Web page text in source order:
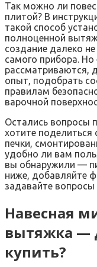
Так можно ли
плитой? В
такой способ
полноценной
создание далеко
самого прибора. Но
рассматриваются,
опыт, подобрать
правилам
варочной
Остались вопросы
хотите
печки,
удобно ли вам
вы обнаружили —
ниже, добавляйте
задавайте
Навесная
вытяжка —
купить?